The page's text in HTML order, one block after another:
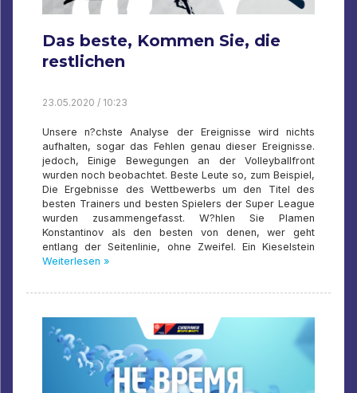
Das beste, Kommen Sie, die
restlichen
23.05.2020 / 10:23
Unsere n?chste Analyse der Ereignisse wird nichts
aufhalten, sogar das Fehlen genau dieser Ereignisse.
jedoch, Einige Bewegungen an der Volleyballfront
wurden noch beobachtet. Beste Leute so, zum Beispiel,
Die Ergebnisse des Wettbewerbs um den Titel des
besten Trainers und besten Spielers der Super League
wurden zusammengefasst. W?hlen Sie Plamen
Konstantinov als den besten von denen, wer geht
entlang der Seitenlinie, ohne Zweifel. Ein Kieselstein
Weiterlesen »